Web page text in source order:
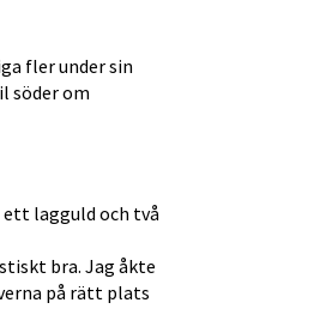
fler under sin
söder om
ett lagguld och två
bra. Jag åkte
på rätt plats